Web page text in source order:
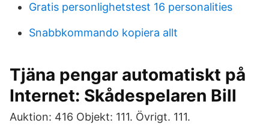
Gratis personlighetstest 16 personalities
Snabbkommando kopiera allt
Tjäna pengar automatiskt på
Internet: Skådespelaren Bill
Auktion: 416 Objekt: 111. Övrigt. 111.